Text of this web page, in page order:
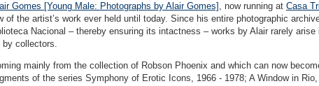
Gomes [Young Male: Photographs by Alair Gomes] , now running at Casa
of the artist’s work ever held until today. Since his entire photographic
Nacional – thereby ensuring its intactness – works by Alair rarely arise
by collectors.
mainly from the collection of Robson Phoenix and which can now
of the series Symphony of Erotic Icons, 1966 - 1978; A Window in